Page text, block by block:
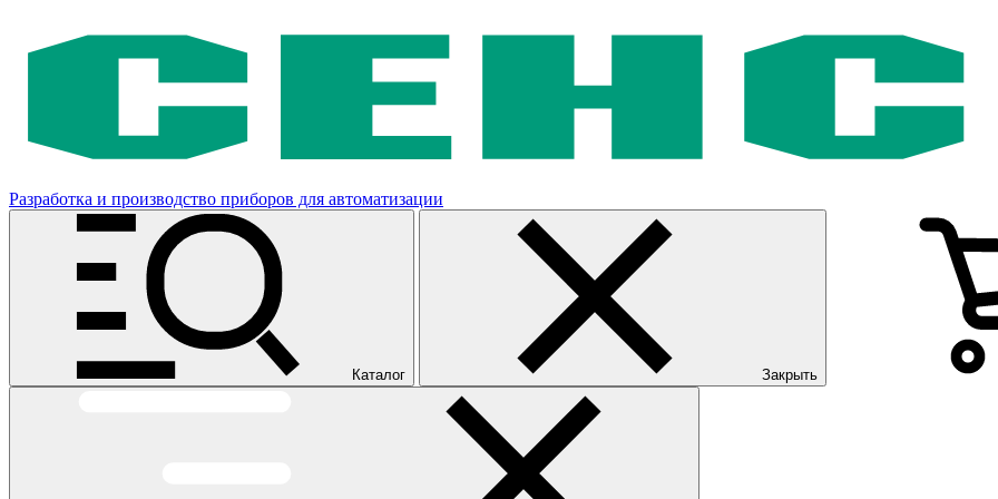
Разработка и производство приборов для автоматизации
Каталог Закрыть